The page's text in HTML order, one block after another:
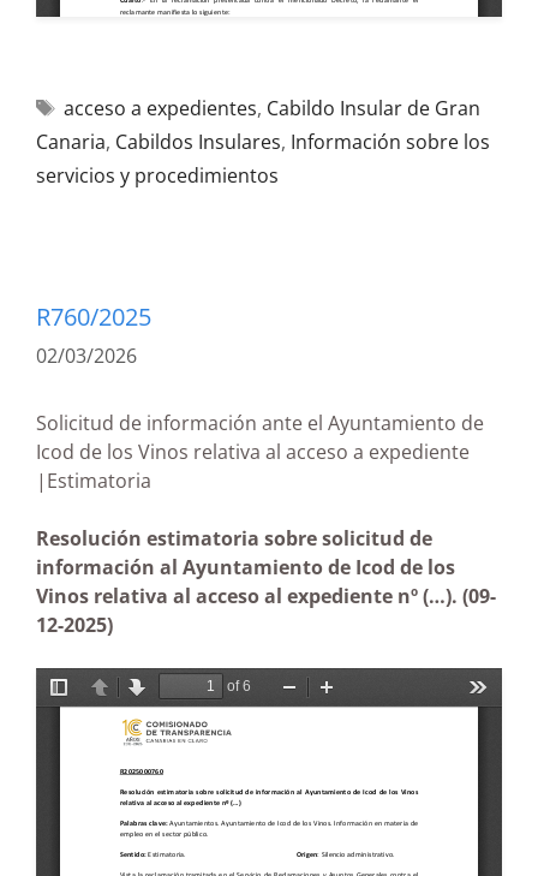
acceso a expedientes, Cabildo Insular de Gran
Canaria, Cabildos Insulares, Información sobre los
servicios y procedimientos
R760/2025
02/03/2026
Solicitud de información ante el Ayuntamiento de
Icod de los Vinos relativa al acceso a expediente
|Estimatoria
Resolución estimatoria sobre solicitud de
información al Ayuntamiento de Icod de los
Vinos relativa al acceso al expediente nº (…). (09-
12-2025)